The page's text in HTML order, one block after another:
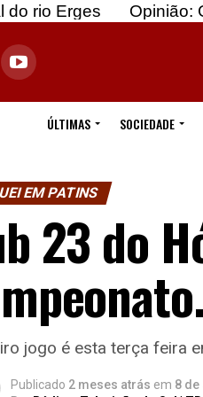
Opinião: Gozar com
ÚLTIMAS
SOCIEDADE
EM PATINS
23 do
jogo é esta terça feira
Publicado 2 meses atrás em 8 de